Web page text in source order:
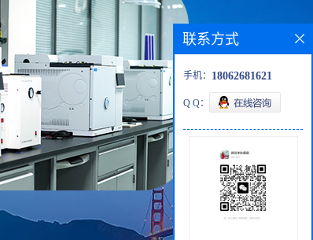
联系方式
手机： 18062681621
Q Q：